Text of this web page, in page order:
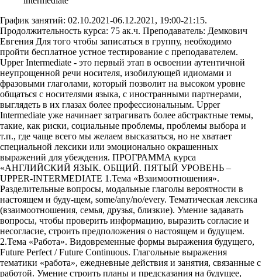
График занятий: 02.10.2021-06.12.2021, 19:00-21:15.
Продолжительность курса: 75 ак.ч. Преподаватель: Демкович
Евгения Для того чтобы записаться в группу, необходимо
пройти бесплатное устное тестирование с преподавателем.
Upper Intermediate - это первый этап в освоении аутентичной
неупрощенной речи носителя, изобилующей идиомами и
фразовыми глаголами, который позволит на высоком уровне
общаться с носителями языка, с иностранными партнерами,
выглядеть в их глазах более профессиональным. Upper
Intermediate уже начинает затрагивать более абстрактные темы,
такие, как риски, социальные проблемы, проблемы выбора и
т.п., где чаще всего мы желаем высказаться, но не хватает
специальной лексики или эмоционально окрашенных
выражений для убеждения. ПРОГРАММА курса
«АНГЛИЙСКИЙ ЯЗЫК. ОБЩИЙ. ПЯТЫЙ УРОВЕНЬ –
UPPER-INTERMEDIATE 1.Тема «Взаимоотношения».
Разделительные вопросы, модальные глаголы вероятности в
настоящем и буду-щем, some/any/no/every. Тематическая лексика
(взаимоотношения, семья, друзья, близкие). Умение задавать
вопросы, чтобы проверить информацию, выразить согласие и
несогласие, строить предположения о настоящем и будущем.
2.Тема «Работа». Видовременные формы выражения будущего,
Future Perfect / Future Continuous. Глагольные выражения
тематики «работа», ежедневные действия и занятия, связанные с
работой. Умение строить планы и предсказания на будущее,